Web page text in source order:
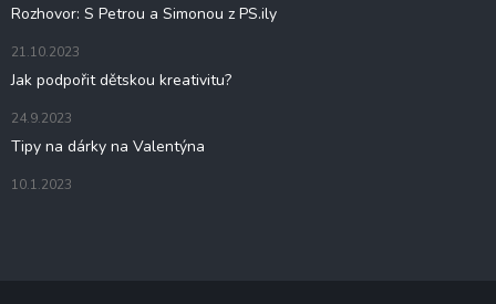
Rozhovor: S Petrou a Simonou z PS.ily
21.10.2023
Jak podpořit dětskou kreativitu?
24.9.2023
Tipy na dárky na Valentýna
10.1.2023